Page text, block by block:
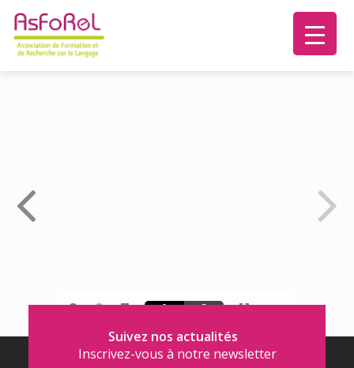
Suivez nos actualités
Inscrivez-vous à notre newsletter